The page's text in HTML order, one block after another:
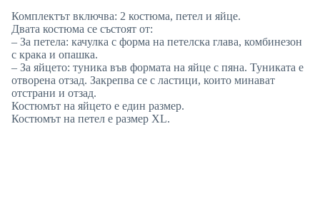
Комплектът включва: 2 костюма, петел и яйце.
Двата костюма се състоят от:
– За петела: качулка с форма на петелска глава, комбинезон
с крака и опашка.
– За яйцето: туника във формата на яйце с пяна. Туниката е
отворена отзад. Закрепва се с ластици, които минават
отстрани и отзад.
Костюмът на яйцето е един размер.
Костюмът на петел е размер XL.